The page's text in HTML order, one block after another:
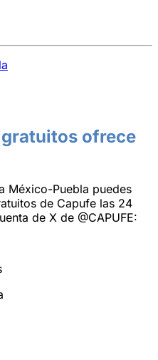
ofrece
México-Puebla puedes
de Capufe las 24
de X de @CAPUFE: